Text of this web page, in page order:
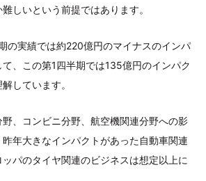
しいという前提ではあります。
の実績では約220億円のマイナスのインパ
、この第1四半期では135億円のインパク
しています。
、コンビニ分野、航空機関連分野への影
年大きなインパクトがあった自動車関連
パのタイヤ関連のビジネスは想定以上に